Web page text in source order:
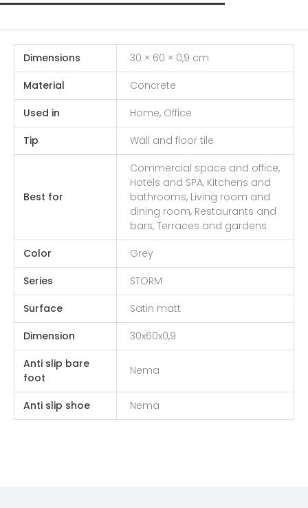
Dimensions
30 × 60 × 0,9 cm
Material
Concrete
Used in
Home, Office
Tip
Wall and floor tile
Best for
Commercial space and office,
Hotels and SPA, Kitchens and
bathrooms, Living room and
dining room, Restaurants and
bars, Terraces and gardens
Color
Grey
Series
STORM
Surface
Satin matt
Dimension
30x60x0,9
Anti slip bare
foot
Nema
Anti slip shoe Nema